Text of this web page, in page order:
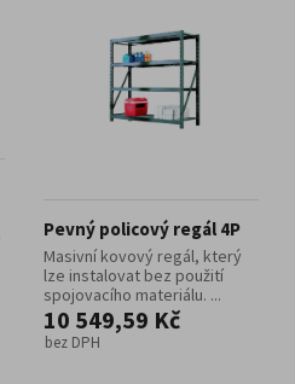
Pevný policový regál 4P
Masivní kovový regál, který
lze instalovat bez použití
spojovacího materiálu. ...
10 549,59 Kč
bez DPH